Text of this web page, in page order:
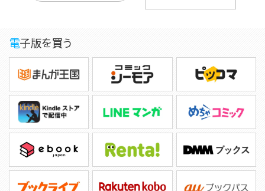
電子版を買う